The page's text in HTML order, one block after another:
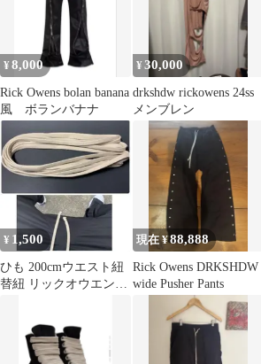
¥8,000
Rick Owens bolan banana
風 ボランバナナ
¥30,000
drkshdw rickowens 24ss
メンブレン
¥ 1,500
ひも 200cmウエスト紐
替紐 リックオウエンス
現在 ¥88,888
Rick Owens DRKSHDW
wide Pusher Pants